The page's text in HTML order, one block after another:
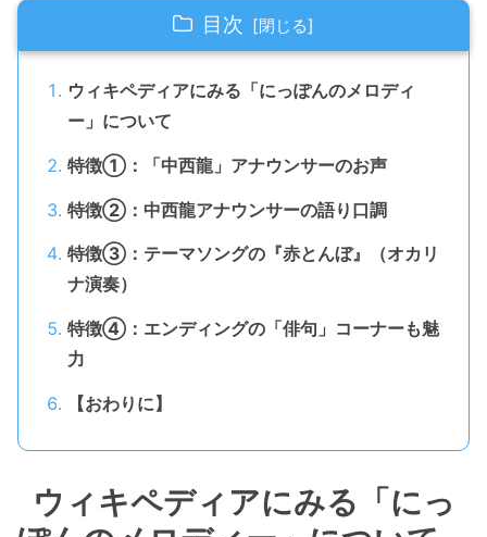
目次
ウィキペディアにみる「にっぽんのメロディ
ー」について
特徴①：「中西龍」アナウンサーのお声
特徴②：中西龍アナウンサーの語り口調
特徴③：テーマソングの『赤とんぼ』（オカリ
ナ演奏）
特徴④：エンディングの「俳句」コーナーも魅
力
【おわりに】
ウィキペディアにみる「にっ